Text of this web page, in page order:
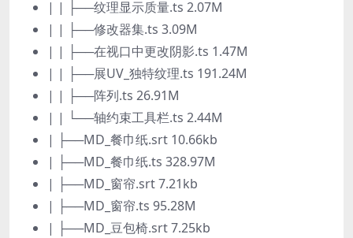
| | ├──纹理显示质量.ts 2.07M
| | ├──修改器集.ts 3.09M
| | ├──在视口中更改阴影.ts 1.47M
| | ├──展UV_独特纹理.ts 191.24M
| | ├──阵列.ts 26.91M
| | └──轴约束工具栏.ts 2.44M
| ├──MD_餐巾纸.srt 10.66kb
| ├──MD_餐巾纸.ts 328.97M
| ├──MD_窗帘.srt 7.21kb
| ├──MD_窗帘.ts 95.28M
| ├──MD_豆包椅.srt 7.25kb